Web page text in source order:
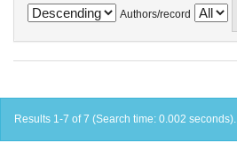
Authors/record
Results 1-7 of 7 (Search time: 0.002 seconds).